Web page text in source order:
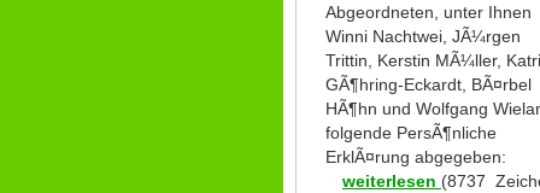
Abgeordneten, unter Ihnen
Winni Nachtwei, JÃ¼rgen
Trittin, Kerstin MÃ¼ller,
GÃ¶hring-Eckardt, BÃ¤rbel
HÃ¶hn und Wolfgang
folgende PersÃ¶nliche
ErklÃ¤rung abgegeben:
weiterlesen (8737